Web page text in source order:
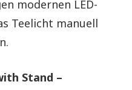
modernen LED-
Teelicht manuell
Stand –